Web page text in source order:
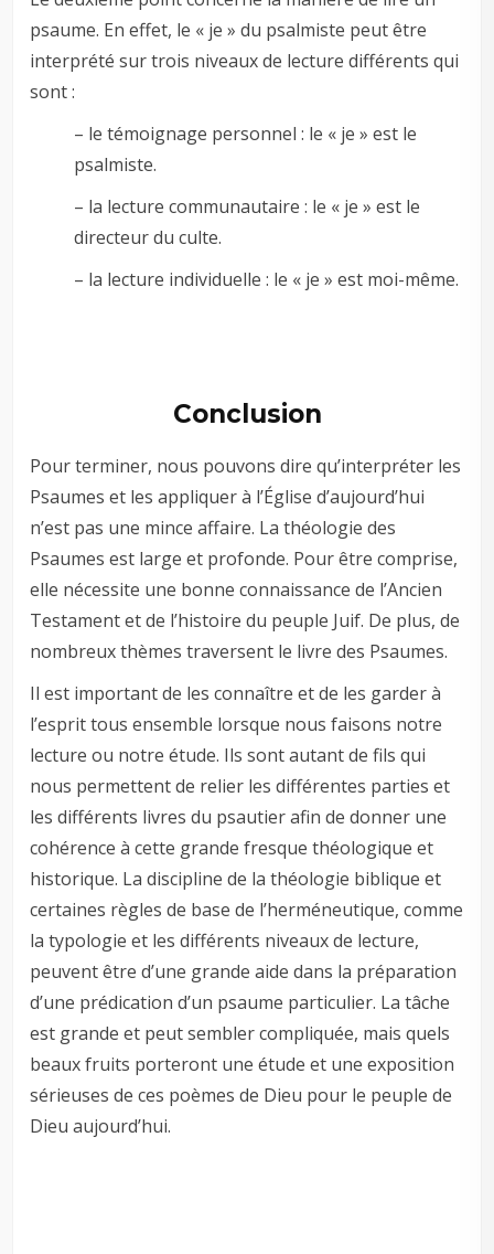
psaume. En effet, le « je » du psalmiste peut être
interprété sur trois niveaux de lecture différents qui
sont :
– le témoignage personnel : le « je » est le
psalmiste.
– la lecture communautaire : le « je » est le
directeur du culte.
– la lecture individuelle : le « je » est moi-même.
Conclusion
Pour terminer, nous pouvons dire qu’interpréter les
Psaumes et les appliquer à l’Église d’aujourd’hui
n’est pas une mince affaire. La théologie des
Psaumes est large et profonde. Pour être comprise,
elle nécessite une bonne connaissance de l’Ancien
Testament et de l’histoire du peuple Juif. De plus, de
nombreux thèmes traversent le livre des Psaumes.
Il est important de les connaître et de les garder à
l’esprit tous ensemble lorsque nous faisons notre
lecture ou notre étude. Ils sont autant de fils qui
nous permettent de relier les différentes parties et
les différents livres du psautier afin de donner une
cohérence à cette grande fresque théologique et
historique. La discipline de la théologie biblique et
certaines règles de base de l’herméneutique, comme
la typologie et les différents niveaux de lecture,
peuvent être d’une grande aide dans la préparation
d’une prédication d’un psaume particulier. La tâche
est grande et peut sembler compliquée, mais quels
beaux fruits porteront une étude et une exposition
sérieuses de ces poèmes de Dieu pour le peuple de
Dieu aujourd’hui.